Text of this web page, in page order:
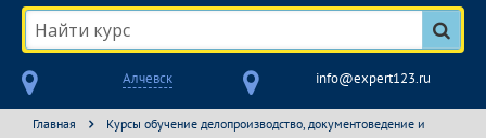
Найти курс
Алчевск info@expert123.ru
Главная
Курсы обучение делопроизводство, документоведение и